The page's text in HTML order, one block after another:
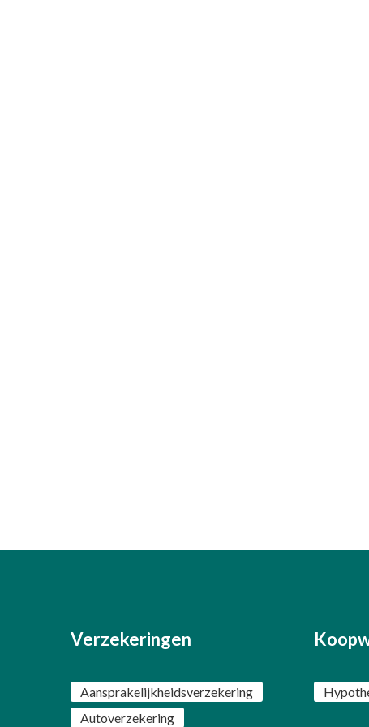
Verzekeringen
Aansprakelijkheidsverzekering
Autoverzekering